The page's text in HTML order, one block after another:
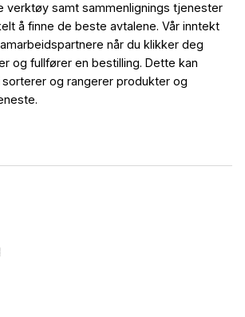
verktøy samt sammenlignings tjenester
å finne de beste avtalene. Vår inntekt
når du klikker deg
og fullfører en bestilling. Dette kan
og rangerer produkter og